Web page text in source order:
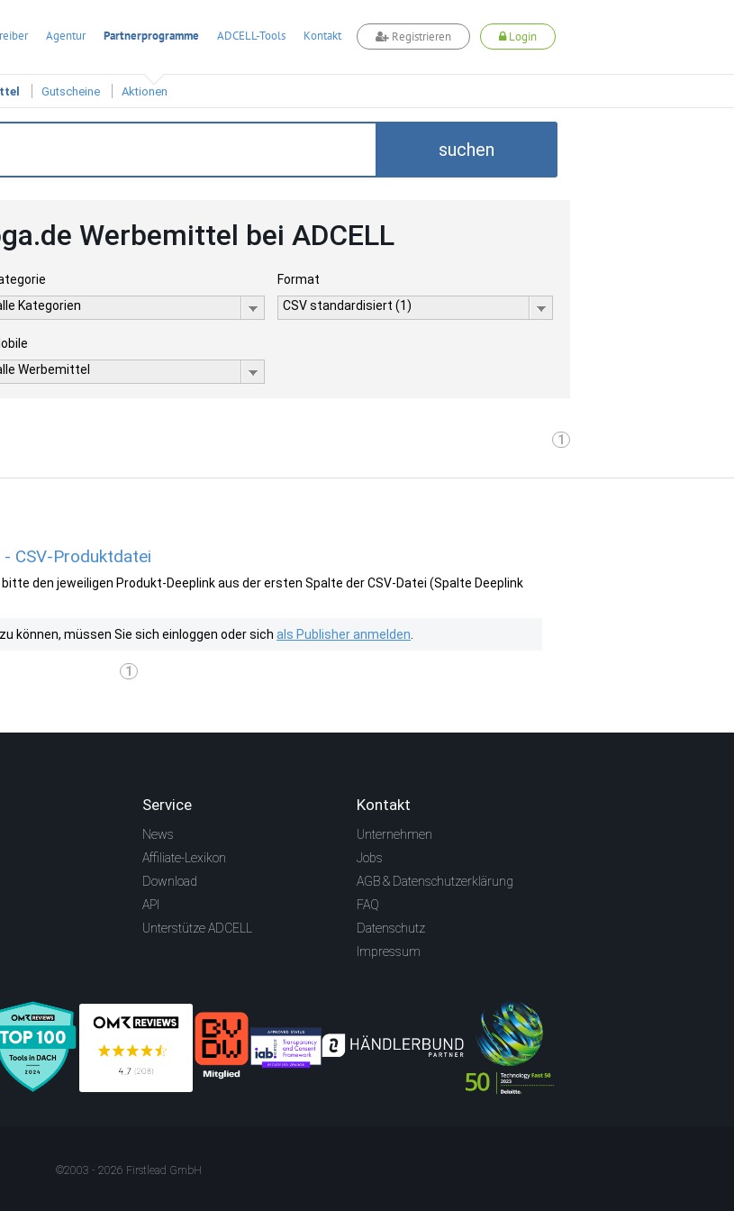
Agentur Partnerprogramme ADCELL-Tools Kontakt Registrieren Login
Gutscheine Aktionen
suchen
Werbemittel bei ADCELL
Kategorien
Format
CSV standardisiert (1)
Werbemittel
1
CSV-Produktdatei
den jeweiligen Produkt-Deeplink aus der ersten Spalte der CSV-Datei (Spalte Deeplink
können, müssen Sie sich einloggen oder sich als Publisher anmelden
1
Service
News
Affiliate-Lexikon
Download
API
Unterstütze ADCELL
Kontakt
Unternehmen
Jobs
AGB & Datenschutzerklärung
FAQ
Datenschutz
Impressum
©2003 - 2026 Firstlead GmbH